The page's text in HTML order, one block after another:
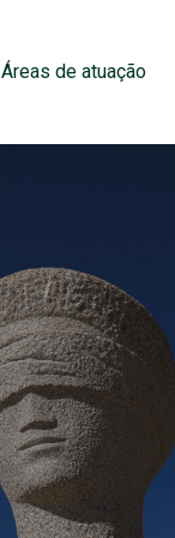
Áreas de atuação